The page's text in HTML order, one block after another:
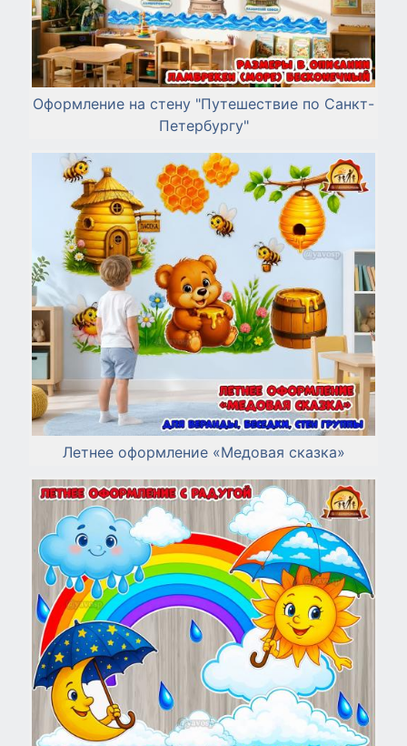
Оформление на стену "Путешествие по Санкт-
Петербургу"
Летнее оформление «Медовая сказка»